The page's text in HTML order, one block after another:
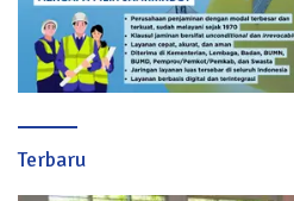
Terbaru